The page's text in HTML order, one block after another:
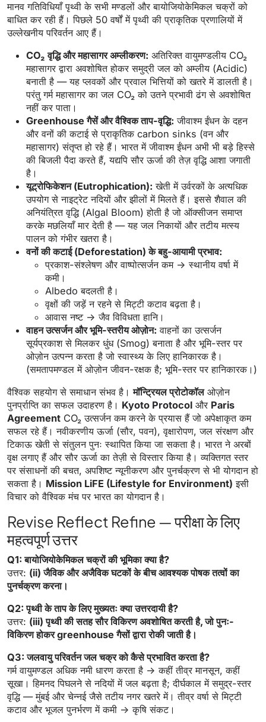
मानव गतिविधियाँ पृथ्वी के सभी मण्डलों और बायोजियोकेमिकल चक्रों को
बाधित कर रही हैं। पिछले 50 वर्षों में पृथ्वी की प्राकृतिक प्रणालियों में
उल्लेखनीय परिवर्तन आए हैं।
CO₂ वृद्धि और महासागर अम्लीकरण: अतिरिक्त वायुमण्डलीय CO₂
महासागर द्वारा अवशोषित होकर समुद्री जल को अम्लीय (Acidic)
बनाती है — यह प्लवकों और प्रवाल भित्तियों को खतरे में डालती है।
परंतु गर्म महासागर का जल CO₂ को उतने प्रभावी ढंग से अवशोषित
नहीं कर पाता।
Greenhouse गैसें और वैश्विक ताप-वृद्धि: जीवाश्म ईंधन के दहन
और वनों की कटाई से प्राकृतिक carbon sinks (वन और
महासागर) संतृप्त हो रहे हैं। भारत में जीवाश्म ईंधन अभी भी बड़े हिस्से
की बिजली पैदा करते हैं, यद्यपि सौर ऊर्जा की तेज़ वृद्धि आशा जगाती
है।
यूट्रोफिकेशन (Eutrophication): खेती में उर्वरकों के अत्यधिक
उपयोग से नाइट्रेट नदियों और झीलों में मिलते हैं। इससे शैवाल की
अनियंत्रित वृद्धि (Algal Bloom) होती है जो ऑक्सीजन समाप्त
करके मछलियाँ मार देती है — यह जल निकायों और तटीय मत्स्य
पालन को गंभीर खतरा है।
वनों की कटाई (Deforestation) के बहु-आयामी प्रभाव:
प्रकाश-संश्लेषण और वाष्पोत्सर्जन कम → स्थानीय वर्षा में
कमी।
Albedo बदलती है।
वृक्षों की जड़ें न रहने से मिट्टी कटाव बढ़ता है।
आवास नष्ट → जैव विविधता हानि।
वाहन उत्सर्जन और भूमि-स्तरीय ओज़ोन: वाहनों का उत्सर्जन
सूर्यप्रकाश से मिलकर धुंध (Smog) बनाता है और भूमि-स्तर पर
ओज़ोन उत्पन्न करता है जो स्वास्थ्य के लिए हानिकारक है।
(समतापमण्डल में ओज़ोन जीवन-रक्षक है; भूमि-स्तर पर हानिकारक।)
वैश्विक सहयोग से समाधान संभव है।मॉन्ट्रियल प्रोटोकॉलओज़ोन
पुनर्प्राप्ति का सफल उदाहरण है। Kyoto Protocol और Paris
Agreement CO₂ उत्सर्जन कम करने के प्रयास हैं जो अपेक्षाकृत कम
सफल रहे हैं। नवीकरणीय ऊर्जा (सौर, पवन), वृक्षारोपण, जल संरक्षण और
टिकाऊ खेती से संतुलन पुनः स्थापित किया जा सकता है। भारत ने अरबों
वृक्ष लगाए हैं और सौर ऊर्जा का तेज़ी से विस्तार किया है। व्यक्तिगत स्तर
पर संसाधनों की बचत, अपशिष्ट न्यूनीकरण और पुनर्चक्रण से भी योगदान हो
सकता है। Mission LiFE (Lifestyle for Environment) इसी
विचार को वैश्विक मंच पर भारत का योगदान है।
Revise Reflect Refine — परीक्षा के लिए
महत्वपूर्ण उत्तर
Q1: बायोजियोकेमिकल चक्रों की भूमिका क्या है?
उत्तर: (ii) जैविक और अजैविक घटकों के बीच आवश्यक पोषक तत्वों का
पुनर्चक्रण करना।
Q2: पृथ्वी के ताप के लिए मुख्यतः क्या उत्तरदायी है?
उत्तर: (iii) पृथ्वी की सतह सौर विकिरण अवशोषित करती है, जो पुनः-
विकिरण होकर greenhouse गैसों द्वारा रोकी जाती है।
Q3: जलवायु परिवर्तन जल चक्र को कैसे प्रभावित करता है?
गर्म वायुमण्डल अधिक नमी धारण करता है → कहीं तीव्र मानसून, कहीं
सूखा। हिमनद पिघलने से नदियों में जल बढ़ता है; दीर्घकाल में समुद्र-स्तर
वृद्धि — मुंबई और चेन्नई जैसे तटीय नगर खतरे में। तीव्र वर्षा से मिट्टी
कटाव और भूजल पुनर्भरण में कमी → कृषि संकट।